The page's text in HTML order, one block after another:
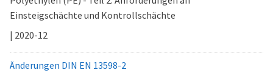
Einsteigschächte und Kontrollschächte
| 2020-12
Änderungen DIN EN 13598-2